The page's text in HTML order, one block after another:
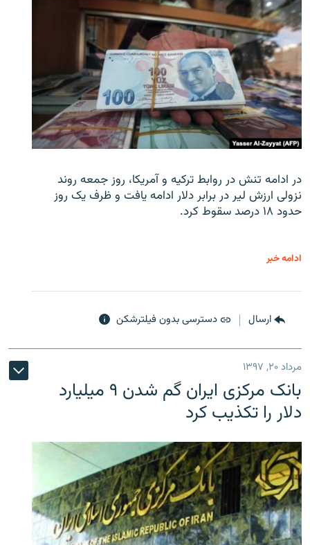
در ادامه تنش در روابط ترکیه و آمریکا، روز جمعه روند
نزولی ارزش لیر در برابر دلار ادامه یافت و ظرف یک روز
حدود ۱۸ درصد سقوط کرد.
ادامه خبر
ارسال دسترسی بدون فیلترشکن
مرداد ۲۰, ۱۳۹۷
بانک مرکزی ایران گم شدن ۹ میلیارد
دلار را تکذیب کرد